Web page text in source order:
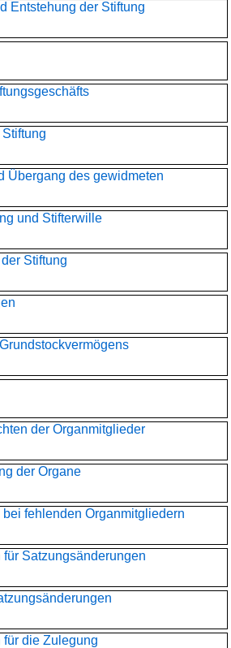
Entstehung der Stiftung
Übergang des gewidmeten
und Stifterwille
Stiftung
der Organmitglieder
der Organe
fehlenden Organmitgliedern
Satzungsänderungen
für die Zulegung